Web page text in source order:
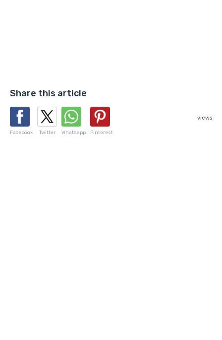
Share this article
Facebook Twitter Whatsapp Pinterest
views